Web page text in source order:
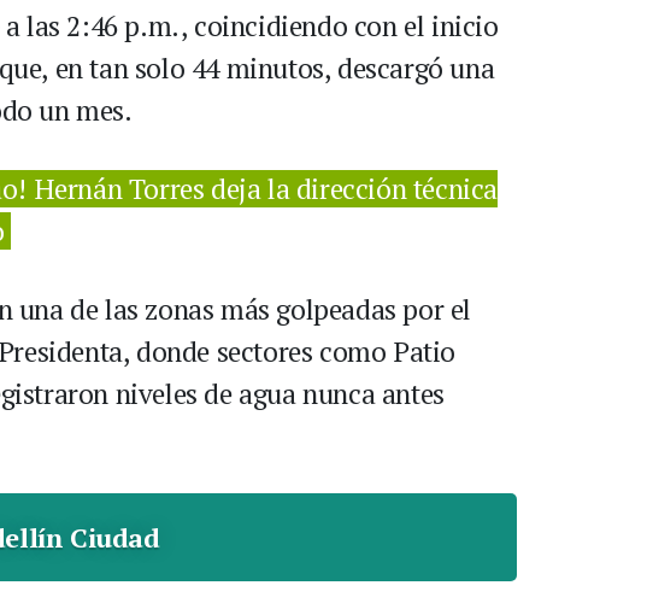
las 2:46 p.m., coincidiendo con el inicio
en tan solo 44 minutos, descargó una
un mes.
Hernán Torres deja la dirección técnica
de las zonas más golpeadas por el
donde sectores como Patio
niveles de agua nunca antes
Ciudad